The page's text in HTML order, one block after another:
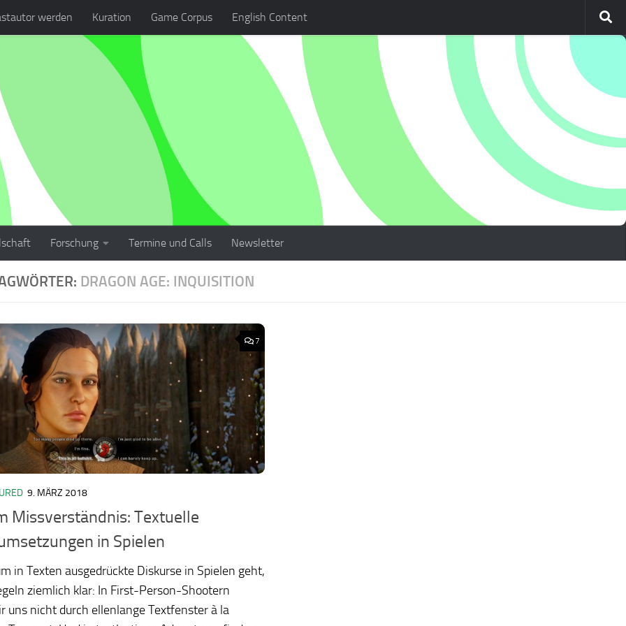
werden Kuration Game Corpus English Content
Forschung Termine und Calls Newsletter
DRAGON AGE: INQUISITION
7
9. MÄRZ 2018
Missverständnis: Textuelle
in Spielen
in Texten ausgedrückte Diskurse in Spielen geht,
ziemlich klar: In First-Person-Shootern
uns nicht durch ellenlange Textfenster à la
ludo2026/